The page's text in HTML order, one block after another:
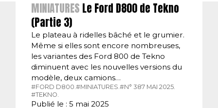
MINIATURES Le Ford D800 de Tekno
(Partie 3)
Le plateau à ridelles bâché et le grumier.
Même si elles sont encore nombreuses,
les variantes des Ford 800 de Tekno
diminuent avec les nouvelles versions du
modèle, deux camions…
#FORD D800.#MINIATURES.#N° 387 MAI 2025.
#TEKNO.
Publié le : 5 mai 2025